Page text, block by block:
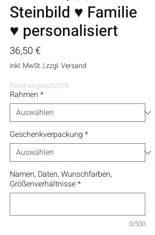
Steinbild ♥ Familie
♥ personalisiert
36,50 €Preis
inkl. MwSt. |zzgl. Versand
Ferienangebot2025
Rahmen *
Geschenkverpackung *
Namen, Daten, Wunschfarben,
Größenverhältnisse*
0/500